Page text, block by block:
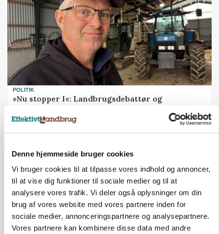
Denne hjemmeside bruger cookies
Vi bruger cookies til at tilpasse vores indhold og annoncer,
til at vise dig funktioner til sociale medier og til at
analysere vores trafik. Vi deler også oplysninger om din
brug af vores website med vores partnere inden for
sociale medier, annonceringspartnere og analysepartnere.
Vores partnere kan kombinere disse data med andre
POLITIK
»Nu stopper I«: Landbrugsdebattør og
gødskningslov
Folketinget behandler ny gødskningslov: Sådan
kan den ændre din bedrift fra 2027
Annonce
Loading...